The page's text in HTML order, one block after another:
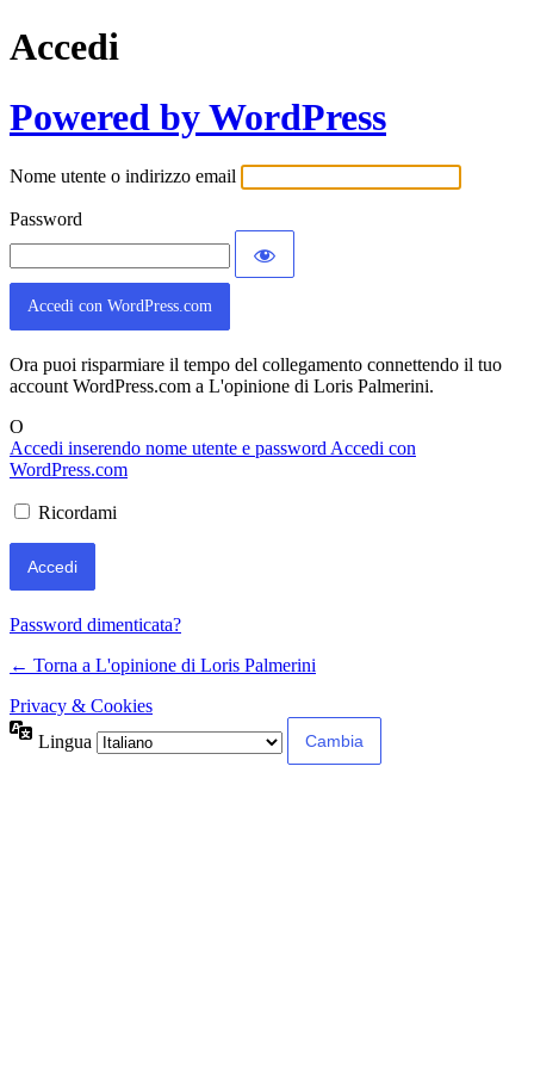
Accedi
Powered by WordPress
Nome utente o indirizzo email
Password
Accedi con WordPress.com
Ora puoi risparmiare il tempo del collegamento connettendo il tuo
account WordPress.com a L'opinione di Loris Palmerini.
O
Accedi inserendo nome utente e password Accedi con
WordPress.com
Ricordami
Password dimenticata?
← Torna a L'opinione di Loris Palmerini
Privacy & Cookies
Lingua